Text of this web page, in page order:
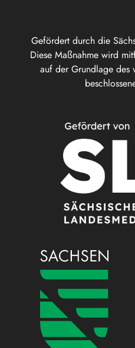
Gefördert durch die
Diese Maßnahme wird
auf der Grundlage des